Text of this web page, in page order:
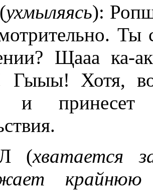
ухмыляясь):
Ты
Щааа
Гыыы! Хотя,
и принесет
(хватается
крайнюю